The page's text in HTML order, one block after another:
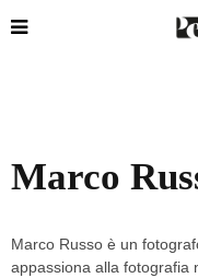
Marco
Marco Russo è un
appassiona alla fotografia